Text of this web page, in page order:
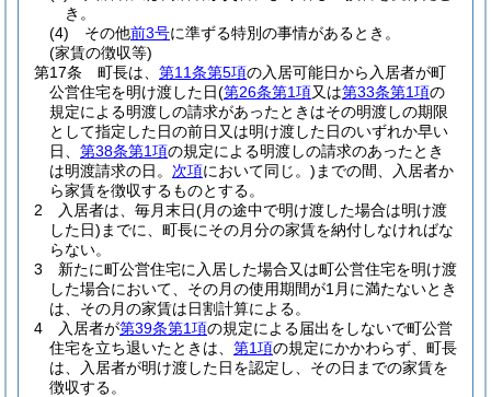
き。
(4)
その他前3号に準ずる特別の事情があるとき。
(家賃の徴収等)
第17条
町長は、 第11条第5項の入居可能日から入居者が町
公営住宅を明け渡した日(第26条第1項又は第33条第1項の
規定による明渡しの請求があったときはその明渡しの期限
として指定した日の前日又は明け渡した日のいずれか早い
日、 第38条第1項の規定による明渡しの請求のあったとき
は明渡請求の日。 次項において同じ。) までの間、入居者か
ら家賃を徴収するものとする。
2
入居者は、毎月末日(月の途中で明け渡した場合は明け渡
した日) までに、町長にその月分の家賃を納付しなければな
らない。
3
新たに町公営住宅に入居した場合又は町公営住宅を明け渡
した場合において、その月の使用期間が1月に満たないとき
は、その月の家賃は日割計算による。
4
入居者が第39条第1項の規定による届出をしないで町公営
住宅を立ち退いたときは、 第1項の規定にかかわらず、町長
は、入居者が明け渡した日を認定し、その日までの家賃を
徴収する。